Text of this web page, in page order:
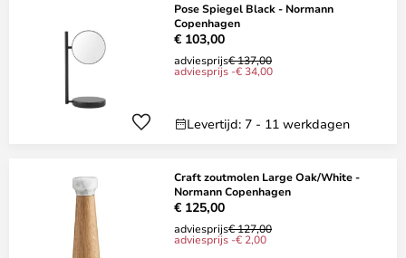
Pose Spiegel Black - Normann
Copenhagen
€ 103,00
adviesprijs€ 137,00
adviesprijs -€ 34,00
Levertijd: 7 - 11 werkdagen
Craft zoutmolen Large Oak/White -
Normann Copenhagen
€ 125,00
adviesprijs€ 127,00
adviesprijs -€ 2,00